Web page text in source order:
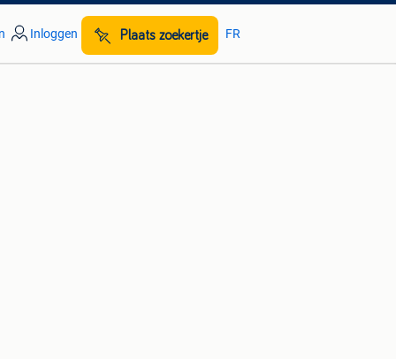
Inloggen Plaats zoekertje FR